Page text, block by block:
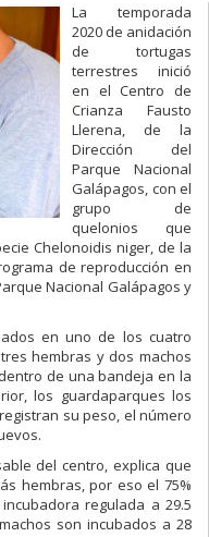
La temporada
2020 de anidación
de tortugas
terrestres inició
en el Centro de
Crianza Fausto
Llerena, de la
Dirección del
Parque Nacional
Galápagos, con el
grupo de
quelonios que
Chelonoidis niger, de la
de reproducción en
Nacional Galápagos y
en uno de los cuatro
hembras y dos machos
de una bandeja en la
los guardaparques los
su peso, el número
del centro, explica que
hembras, por eso el 75%
regulada a 29.5
son incubados a 28